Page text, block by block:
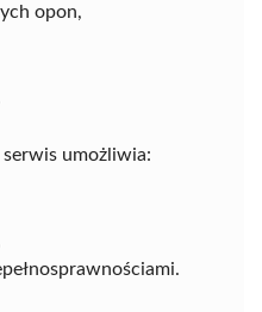
opon,
umożliwia: